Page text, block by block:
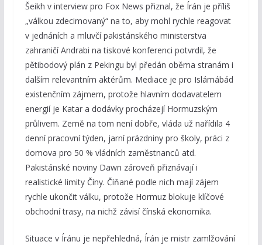
Šeikh v interview pro Fox News přiznal, že Írán je příliš
„válkou zdecimovaný“ na to, aby mohl rychle reagovat
v jednáních a mluvčí pakistánského ministerstva
zahraničí Andrabi na tiskové konferenci potvrdil, že
pětibodový plán z Pekingu byl předán oběma stranám i
dalším relevantním aktérům. Mediace je pro Islámábád
existenčním zájmem, protože hlavním dodavatelem
energií je Katar a dodávky procházejí Hormuzským
průlivem. Země na tom není dobře, vláda už nařídila 4
denní pracovní týden, jarní prázdniny pro školy, práci z
domova pro 50 % vládních zaměstnanců atd.
Pakistánské noviny Dawn zároveň přiznávají i
realistické limity Číny. Číňané podle nich mají zájem
rychle ukončit válku, protože Hormuz blokuje klíčové
obchodní trasy, na nichž závisí čínská ekonomika.
Situace v Íránu je nepřehledná, Írán je mistr zamlžování